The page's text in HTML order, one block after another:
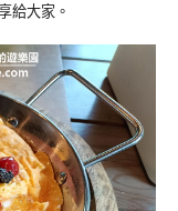
給大家。